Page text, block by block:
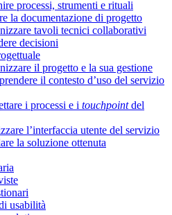
processi, strumenti e rituali
la documentazione di progetto
tavoli tecnici collaborativi
decisioni
il progetto e la sua gestione
il contesto d’uso del servizio
i processi e i touchpointdel
l’interfaccia utente del servizio
la soluzione ottenuta
usabilità